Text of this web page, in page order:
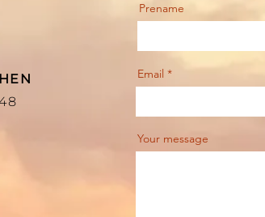
Prename
Email
Your message